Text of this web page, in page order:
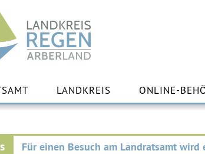
Inhalt
springen
LANDKREIS ONLINE-
Für einen Besuch am Landratsamt